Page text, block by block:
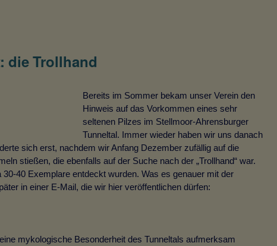
die Trollhand
Bereits im Sommer bekam unser Verein den
Hinweis auf das Vorkommen eines sehr
seltenen Pilzes im Stellmoor-Ahrensburger
Tunneltal. Immer wieder haben wir uns danach
sich erst, nachdem wir Anfang Dezember zufällig auf die
stießen, die ebenfalls auf der Suche nach der „Trollhand“ war.
40 Exemplare entdeckt wurden. Was es genauer mit der
in einer E-Mail, die wir hier veröffentlichen dürfen:
mykologische Besonderheit des Tunneltals aufmerksam